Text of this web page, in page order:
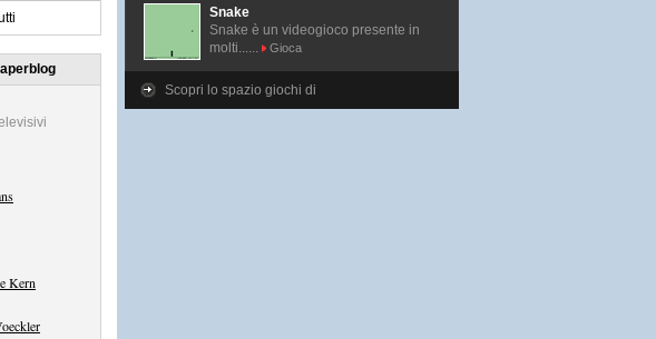
Kern
Snake
Snake è un videogioco presente in
molti......
Gioca
Scopri lo spazio giochi di